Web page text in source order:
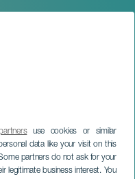
use cookies or similar
data like your visit on this
partners do not ask for your
legitimate business interest. You